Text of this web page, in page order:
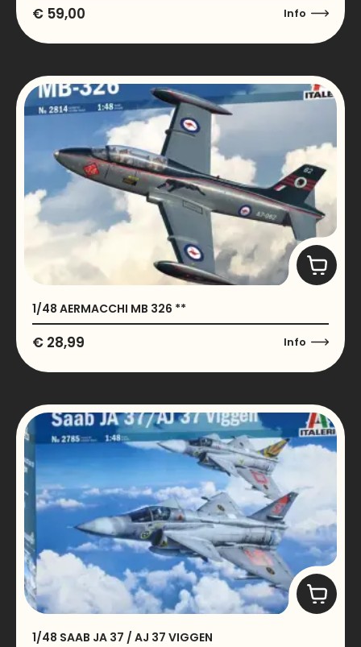
€ 59,00 Info
1/48 AERMACCHI MB 326 **
€ 28,99 Info
1/48 SAAB JA 37 / AJ 37 VIGGEN